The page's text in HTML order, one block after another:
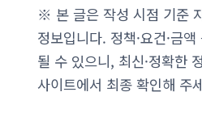
※ 본 글은 작성 시점 기준
정보입니다. 정책·요건·금
될 수 있으니, 최신·정확한
사이트에서 최종 확인해 주